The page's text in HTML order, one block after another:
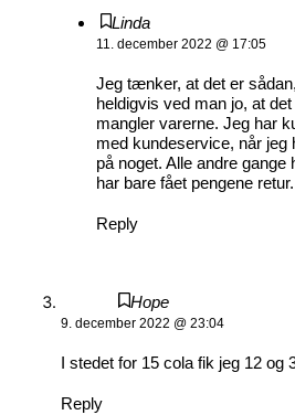
Linda
11. december 2022 @ 17:05
Jeg tænker, at det er
heldigvis ved man jo, at
mangler varerne. Jeg har
med kundeservice, når
på noget. Alle andre
har bare fået pengene retur.
Reply
Hope
9. december 2022 @ 23:04
I stedet for 15 cola fik jeg 12 og
Reply